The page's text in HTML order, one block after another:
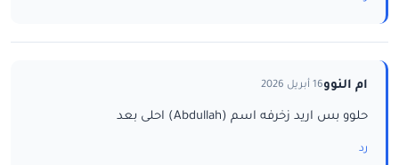
ام النوو16 أبريل 2026
حلوو بس اريد زخرفه اسم (Abdullah) احلى بعد
رد